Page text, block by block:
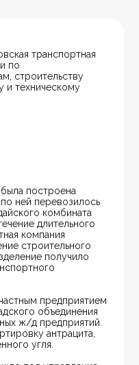
транспортная
по
строительству
и техническому
построена
ней перевозилось
комбината
длительного
компания
строительного
получило
предприятием
объединения
ж/д предприятий.
антрацита,
угля.